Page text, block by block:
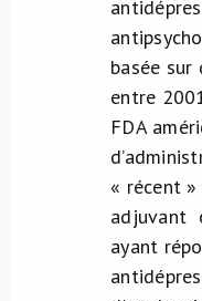
basée sur
entre
FDA
« récent
adjuvant
ayant